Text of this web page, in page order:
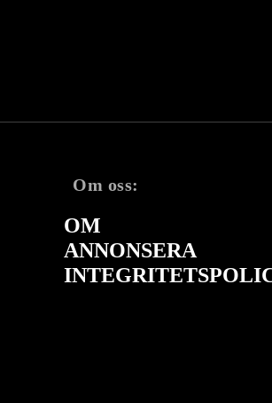
Om oss:
OM
ANNONSERA